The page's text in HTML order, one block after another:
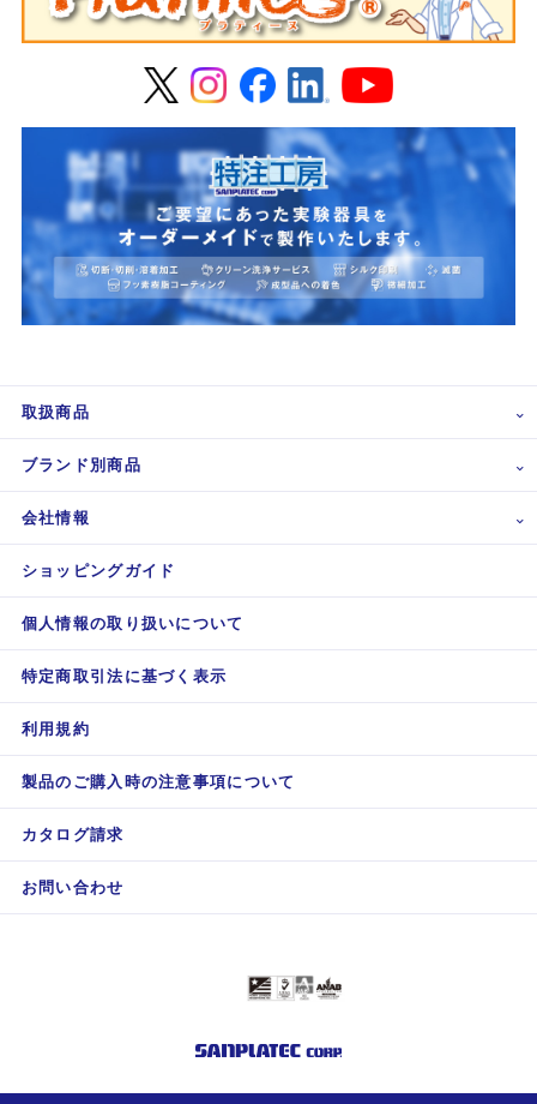
取扱商品
ブランド別商品
会社情報
ショッピングガイド
個人情報の取り扱いについて
特定商取引法に基づく表示
利用規約
製品のご購入時の注意事項について
カタログ請求
お問い合わせ